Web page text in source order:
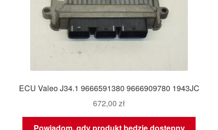
ECU Valeo J34.1 9666591380 9666909780 1943JC
672,00 zł
Powiadom, gdy produkt będzie dostępny